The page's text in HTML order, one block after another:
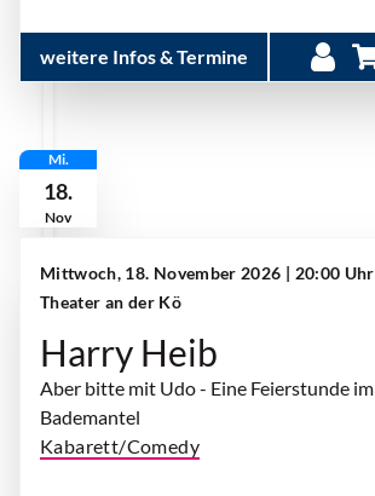
weitere Infos & Termine
Mi.
18.
Nov
Mittwoch, 18. November 2026 | 20:00 Uhr
Theater an der Kö
Harry Heib
Aber bitte mit Udo - Eine Feierstunde im
Bademantel
Kabarett/Comedy